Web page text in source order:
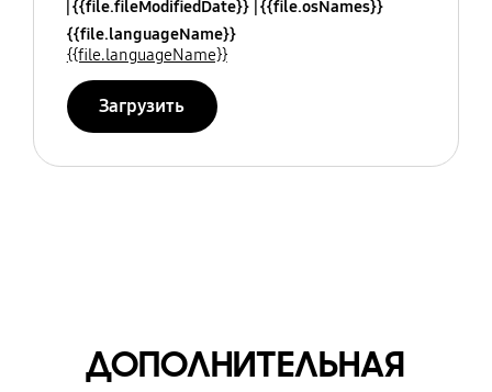
{{file.fileModifiedDate}} {{file.osNames}}
{{file.languageName}}
{{file.languageName}}
Загрузить
ДОПОЛНИТЕЛЬНАЯ